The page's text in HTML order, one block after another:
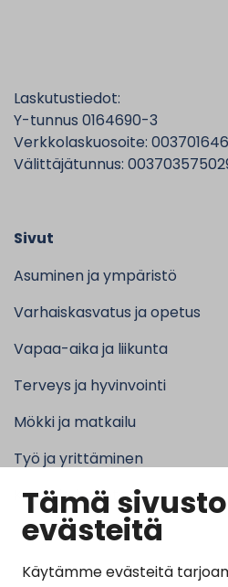
Tämä
evästeitä
Käytämme evästeitä
Laskutustiedot:
Y-tunnus 0164690-3
Verkkolaskuosoite:
Välittäjätunnus:
Sivut
Asuminen ja ympäristö
Varhaiskasvatus ja opetus
Vapaa-aika ja liikunta
Terveys ja hyvinvointi
Mökki ja matkailu
Työ ja yrittäminen
Kunta ja hallinto